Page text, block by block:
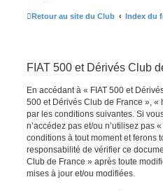
Retour au site du Club Index du
FIAT 500 et Dérivés Club
En accédant à « FIAT 500 et
500 et Dérivés Club de France », «
par les conditions suivantes. Si
n’accédez pas et/ou n’utilisez pas
conditions à tout moment et ferons
responsabilité de vérifier ce
Club de France » après toute
mises à jour et/ou modifiées.